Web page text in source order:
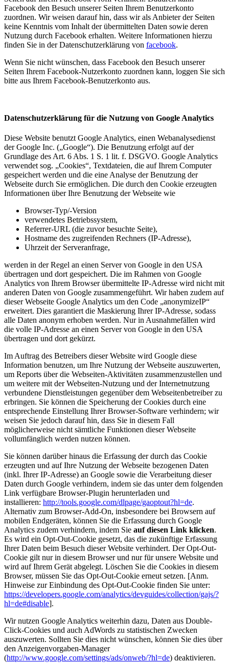
Facebook den Besuch unserer Seiten Ihrem Benutzerkonto
zuordnen. Wir weisen darauf hin, dass wir als Anbieter der Seiten
keine Kenntnis vom Inhalt der übermittelten Daten sowie deren
Nutzung durch Facebook erhalten. Weitere Informationen hierzu
finden Sie in der Datenschutzerklärung von facebook.
Wenn Sie nicht wünschen, dass Facebook den Besuch unserer
Seiten Ihrem Facebook-Nutzerkonto zuordnen kann, loggen Sie sich
bitte aus Ihrem Facebook-Benutzerkonto aus.
Datenschutzerklärung für die Nutzung von Google Analytics
Diese Website benutzt Google Analytics, einen Webanalysedienst
der Google Inc. („Google“). Die Benutzung erfolgt auf der
Grundlage des Art. 6 Abs. 1 S. 1 lit. f. DSGVO. Google Analytics
verwendet sog. „Cookies“, Textdateien, die auf Ihrem Computer
gespeichert werden und die eine Analyse der Benutzung der
Webseite durch Sie ermöglichen. Die durch den Cookie erzeugten
Informationen über Ihre Benutzung der Webseite wie
Browser-Typ/-Version
verwendetes Betriebssystem,
Referrer-URL (die zuvor besuchte Seite),
Hostname des zugreifenden Rechners (IP-Adresse),
Uhrzeit der Serveranfrage,
werden in der Regel an einen Server von Google in den USA
übertragen und dort gespeichert. Die im Rahmen von Google
Analytics von Ihrem Browser übermittelte IP-Adresse wird nicht mit
anderen Daten von Google zusammengeführt. Wir haben zudem auf
dieser Webseite Google Analytics um den Code „anonymizeIP“
erweitert. Dies garantiert die Maskierung Ihrer IP-Adresse, sodass
alle Daten anonym erhoben werden. Nur in Ausnahmefällen wird
die volle IP-Adresse an einen Server von Google in den USA
übertragen und dort gekürzt.
Im Auftrag des Betreibers dieser Website wird Google diese
Information benutzen, um Ihre Nutzung der Webseite auszuwerten,
um Reports über die Webseiten-Aktivitäten zusammenzustellen und
um weitere mit der Webseiten-Nutzung und der Internetnutzung
verbundene Dienstleistungen gegenüber dem Webseitenbetreiber zu
erbringen. Sie können die Speicherung der Cookies durch eine
entsprechende Einstellung Ihrer Browser-Software verhindern; wir
weisen Sie jedoch darauf hin, dass Sie in diesem Fall
möglicherweise nicht sämtliche Funktionen dieser Webseite
vollumfänglich werden nutzen können.
Sie können darüber hinaus die Erfassung der durch das Cookie
erzeugten und auf Ihre Nutzung der Webseite bezogenen Daten
(inkl. Ihrer IP-Adresse) an Google sowie die Verarbeitung dieser
Daten durch Google verhindern, indem sie das unter dem folgenden
Link verfügbare Browser-Plugin herunterladen und
installieren: http://tools.google.com/dlpage/gaoptout?hl=de.
Alternativ zum Browser-Add-On, insbesondere bei Browsern auf
mobilen Endgeräten, können Sie die Erfassung durch Google
Analytics zudem verhindern, indem Sie auf diesen Link klicken.
Es wird ein Opt-Out-Cookie gesetzt, das die zukünftige Erfassung
Ihrer Daten beim Besuch dieser Website verhindert. Der Opt-Out-
Cookie gilt nur in diesem Browser und nur für unsere Website und
wird auf Ihrem Gerät abgelegt. Löschen Sie die Cookies in diesem
Browser, müssen Sie das Opt-Out-Cookie erneut setzen. [Anm.
Hinweise zur Einbindung des Opt-Out-Cookie finden Sie unter:
https://developers.google.com/analytics/devguides/collection/gajs/?
hl=de#disable].
Wir nutzen Google Analytics weiterhin dazu, Daten aus Double-
Click-Cookies und auch AdWords zu statistischen Zwecken
auszuwerten. Sollten Sie dies nicht wünschen, können Sie dies über
den Anzeigenvorgaben-Manager
(http://www.google.com/settings/ads/onweb/?hl=de) deaktivieren.